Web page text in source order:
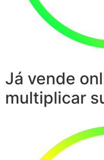
Já vende
multiplicar